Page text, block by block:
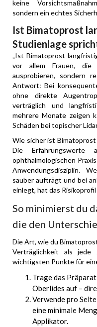
keine
sondern ein echtes
Ist Bimatoprost
Studienlage
„Ist Bimatoprost
vor allem Frauen,
ausprobieren, sondern
Antwort: Bei
ohne direkte
verträglich und
mehrere Monate zeigen
Schäden bei topischer
Wie sicher ist
Die Erfahrungswerte
ophthalmologischen
Anwendungsdisziplin.
sauber aufträgt und bei
einlegt, hat das
So minimierst du
die den
Die Art, wie du
Verträglichkeit als jede
wichtigsten Punkte für
Trage das
Oberlides auf –
Verwende pro
eine minimale
Applikator.